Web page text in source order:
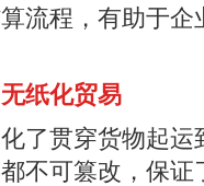
流程，有助于
纸化贸易
了贯穿货物起
不可篡改，保